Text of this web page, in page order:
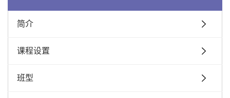
简介
课程设置
班型